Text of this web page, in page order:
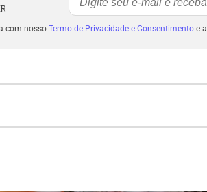
com nosso Termo de Privacidade e Consentimentoe a